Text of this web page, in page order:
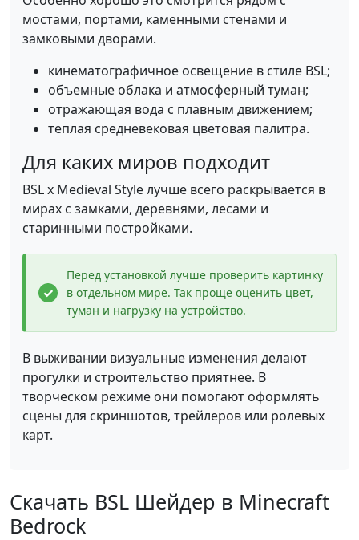
мостами, портами, каменными стенами и
замковыми дворами.
кинематографичное освещение в стиле BSL;
объемные облака и атмосферный туман;
отражающая вода с плавным движением;
теплая средневековая цветовая палитра.
Для каких миров подходит
BSL x Medieval Style лучше всего раскрывается в
мирах с замками, деревнями, лесами и
старинными постройками.
Перед установкой лучше проверить картинку
в отдельном мире. Так проще оценить цвет,
туман и нагрузку на устройство.
В выживании визуальные изменения делают
прогулки и строительство приятнее. В
творческом режиме они помогают оформлять
сцены для скриншотов, трейлеров или ролевых
карт.
Скачать BSL Шейдер в Minecraft
Bedrock